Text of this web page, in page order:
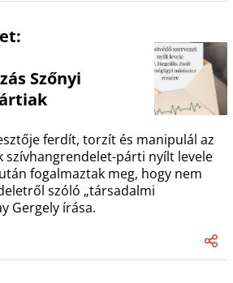
Szőnyi
ferdít, torzít és manipulál az
szívhangrendelet-párti nyílt levele
fogalmaztak meg, hogy nem
szóló „társadalmi
Gergely írása.